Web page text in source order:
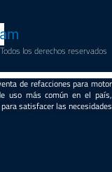
los derechos reservados
de refacciones para motor
uso más común en el país,
satisfacer las necesidades